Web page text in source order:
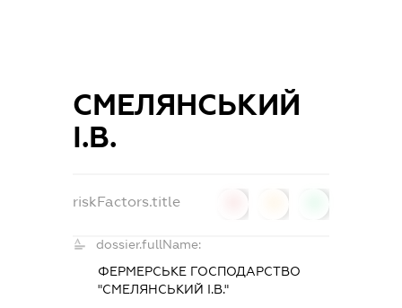
СМЕЛЯНСЬКИЙ
І.В.
riskFactors.title
dossier.fullName:
ФЕРМЕРСЬКЕ ГОСПОДАРСТВО
"СМЕЛЯНСЬКИЙ І.В."